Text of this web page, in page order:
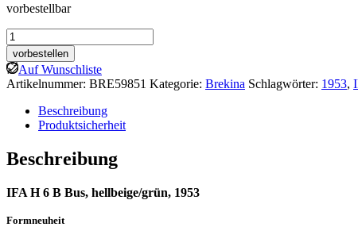
vorbestellbar
Brekina:
IFA
H
6
B
hellbeige/grün
Menge
vorbestellen
Auf Wunschliste
Artikelnummer: BRE59851 Kategorie: Brekina Schlagwörter: 1953,
Beschreibung
Produktsicherheit
Beschreibung
IFA H 6 B Bus, hellbeige/grün, 1953
Formneuheit